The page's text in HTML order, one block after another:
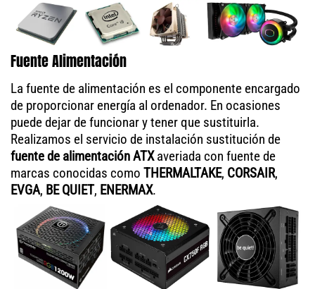
Fuente Alimentación
La fuente de alimentación es el componente encargado
de proporcionar energía al ordenador. En ocasiones
puede dejar de funcionar y tener que sustituirla.
Realizamos el servicio de instalación sustitución de
fuente de alimentación ATXaveriada con fuente de
marcas conocidas como THERMALTAKE, CORSAIR,
EVGA, BE QUIET, ENERMAX.